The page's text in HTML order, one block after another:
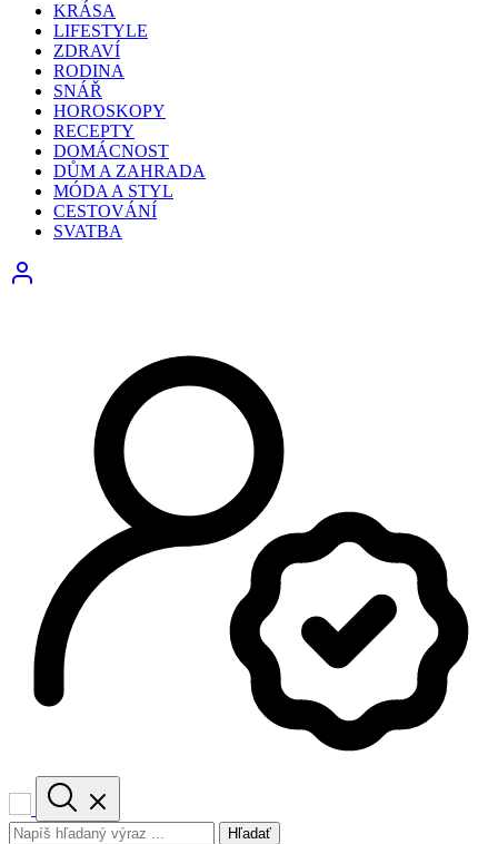
KRÁSA
LIFESTYLE
ZDRAVÍ
RODINA
SNÁŘ
HOROSKOPY
RECEPTY
DOMÁCNOST
DŮM A ZAHRADA
MÓDA A STYL
CESTOVÁNÍ
SVATBA
Hľadať